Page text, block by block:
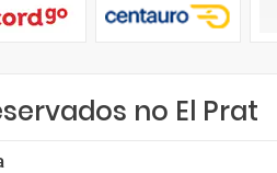
no El Prat